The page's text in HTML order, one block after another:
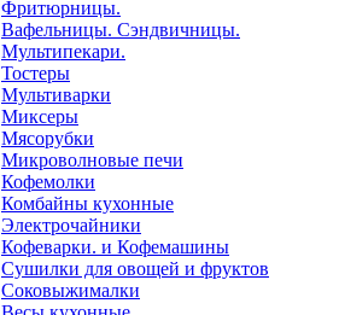
Фритюрницы.
Вафельницы. Сэндвичницы.
Мультипекари.
Тостеры
Мультиварки
Миксеры
Мясорубки
Микроволновые печи
Кофемолки
Комбайны кухонные
Электрочайники
Кофеварки. и Кофемашины
Сушилки для овощей и фруктов
Соковыжималки